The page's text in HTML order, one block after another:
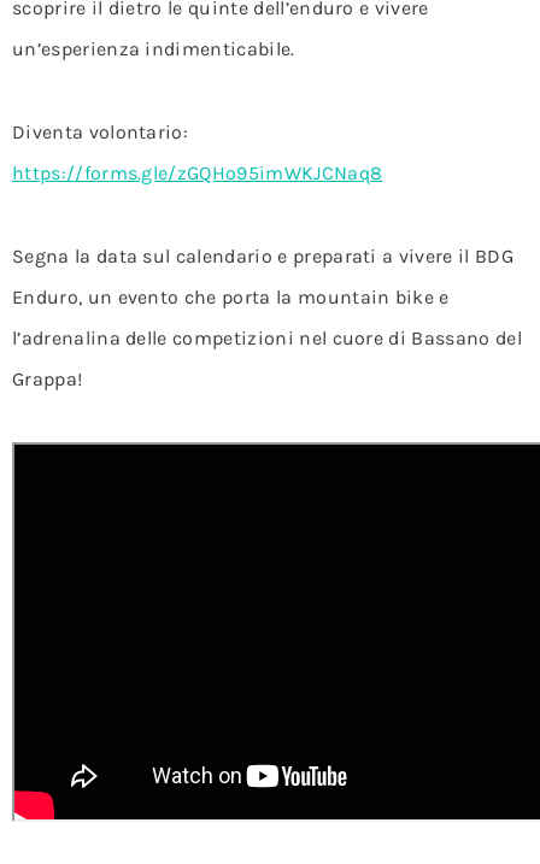
scoprire il dietro le quinte dell’enduro e vivere
un’esperienza indimenticabile.
Diventa volontario:
https://forms.gle/zGQHo95imWKJCNaq8
Segna la data sul calendario e preparati a vivere il BDG
Enduro, un evento che porta la mountain bike e
l’adrenalina delle competizioni nel cuore di Bassano del
Grappa!